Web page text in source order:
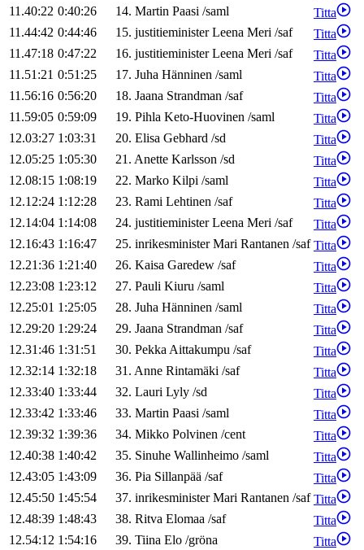
11.40:22 0:40:26 14. Martin Paasi /saml
Titta
11.44:42 0:44:46 15. justitieminister Leena Meri /saf
Titta
11.47:18 0:47:22 16. justitieminister Leena Meri /saf
Titta
11.51:21 0:51:25 17. Juha Hänninen /saml
Titta
11.56:16 0:56:20 18. Jaana Strandman /saf
Titta
11.59:05 0:59:09 19. Pihla Keto-Huovinen /saml
Titta
12.03:27 1:03:31 20. Elisa Gebhard /sd
Titta
12.05:25 1:05:30 21. Anette Karlsson /sd
Titta
12.08:15 1:08:19 22. Marko Kilpi /saml
Titta
12.12:24 1:12:28 23. Rami Lehtinen /saf
Titta
12.14:04 1:14:08 24. justitieminister Leena Meri /saf
Titta
12.16:43 1:16:47 25. inrikesminister Mari Rantanen /saf Titta
12.21:36 1:21:40 26. Kaisa Garedew /saf
Titta
12.23:08 1:23:12 27. Pauli Kiuru /saml
Titta
12.25:01 1:25:05 28. Juha Hänninen /saml
Titta
12.29:20 1:29:24 29. Jaana Strandman /saf
Titta
12.31:46 1:31:51 30. PekkaAittakumpu /saf
Titta
12.32:14 1:32:18 31. Anne Rintamäki /saf
Titta
12.33:40 1:33:44 32. Lauri Lyly /sd
Titta
12.33:42 1:33:46 33. Martin Paasi /saml
Titta
12.39:32 1:39:36 34. Mikko Polvinen /cent
Titta
12.40:38 1:40:42 35. Sinuhe Wallinheimo /saml
Titta
12.43:05 1:43:09 36. Pia Sillanpää /saf
Titta
12.45:50 1:45:54 37. inrikesminister Mari Rantanen /saf Titta
12.48:39 1:48:43 38. Ritva Elomaa /saf
Titta
12.54:12 1:54:16 39. Tiina Elo /gröna
Titta